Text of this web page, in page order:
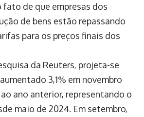
fato de que empresas dos
de bens estão repassando
para os preços finais dos
da Reuters, projeta-se
3,1% em novembro
ano anterior, representando o
maio de 2024. Em setembro,